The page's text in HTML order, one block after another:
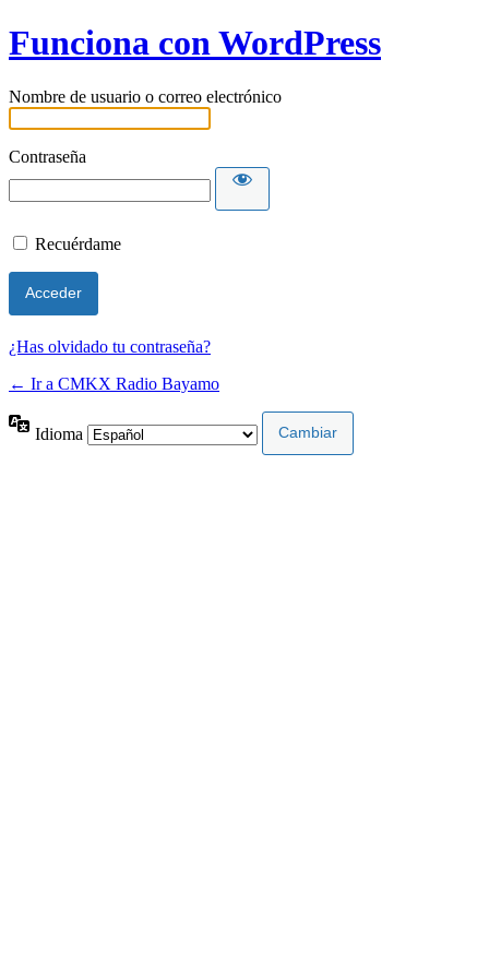
Funciona con WordPress
Nombre de usuario o correo electrónico
Contraseña
Recuérdame
¿Has olvidado tu contraseña?
← Ir a CMKX Radio Bayamo
Idioma